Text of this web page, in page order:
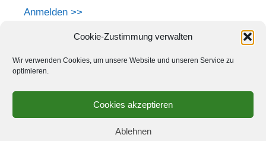
Cookie-Zustimmung verwalten
Wir verwenden Cookies, um unsere Website und unseren Service zu
optimieren.
Cookies akzeptieren
Ablehnen
Anmelden >>